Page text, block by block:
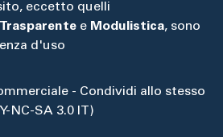
eccetto quelli
e Modulistica, sono
d'uso
- Condividi allo stesso
NC-SA 3.0 IT)